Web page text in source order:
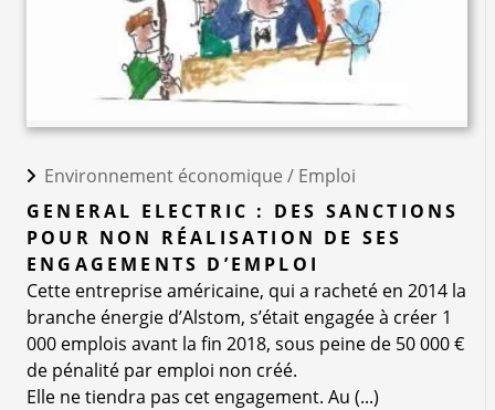
Environnement économique / Emploi
GENERAL ELECTRIC : DES SANCTIONS
POUR NON RÉALISATION DE SES
ENGAGEMENTS D’EMPLOI
Cette entreprise américaine, qui a racheté en 2014 la
branche énergie d’Alstom, s’était engagée à créer 1
000 emplois avant la fin 2018, sous peine de 50 000 €
de pénalité par emploi non créé.
Elle ne tiendra pas cet engagement. Au (...)